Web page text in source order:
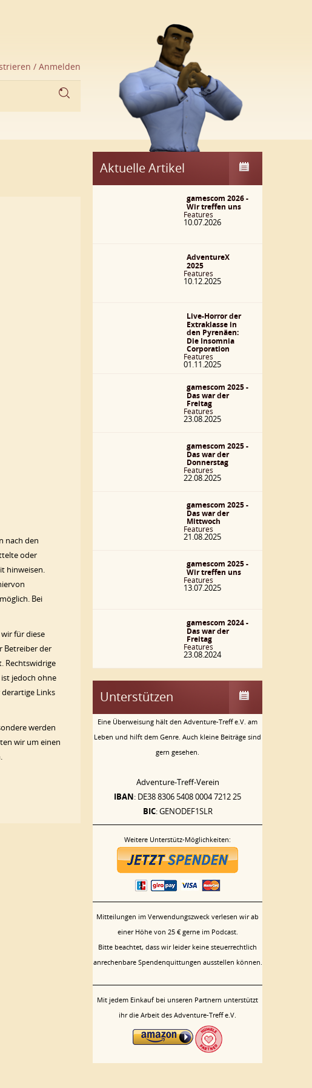
/ Anmelden
nach den
oder
hinweisen.
Bei
für diese
Betreiber der
Rechtswidrige
jedoch ohne
Links
werden
wir um einen
Aktuelle Artikel
gamescom 2026 -
Wir treffen uns
Features
10.07.2026
AdventureX
2025
Features
10.12.2025
Live-Horror der
Extraklasse in
den Pyrenäen:
Die Insomnia
Corporation
Features
01.11.2025
gamescom 2025 -
Das war der
Freitag
Features
23.08.2025
gamescom 2025 -
Das war der
Donnerstag
Features
22.08.2025
gamescom 2025 -
Das war der
Mittwoch
Features
21.08.2025
gamescom 2025 -
Wir treffen uns
Features
13.07.2025
gamescom 2024 -
Das war der
Freitag
Features
23.08.2024
Unterstützen
Eine Überweisung hält den Adventure-Treff e.V. am
Leben und hilft dem Genre. Auch kleine Beiträge sind
gern gesehen.
Adventure-Treff-Verein
IBAN: DE38 8306 5408 0004 7212 25
BIC: GENODEF1SLR
Weitere Unterstütz-Möglichkeiten:
Mitteilungen im Verwendungszweck verlesen wir ab
einer Höhe von 25 € gerne im Podcast.
Bitte beachtet, dass wir leider keine steuerrechtlich
anrechenbare Spendenquittungen ausstellen können.
Mit jedem Einkauf bei unseren Partnern unterstützt
ihr die Arbeit des Adventure-Treff e.V.